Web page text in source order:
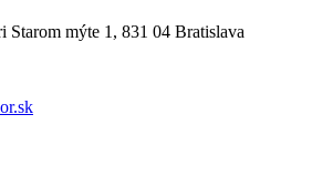
Starom mýte 1, 831 04 Bratislava